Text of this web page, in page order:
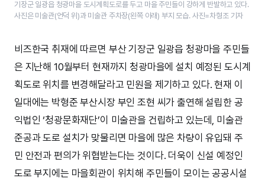
기장군 일광읍 청광마을 도시계획도로를 두고 마을 주민들이 강하게 반발하고 있다.
사진은 미술관(언덕 위)과 미술관 주차장(왼쪽 아래) 부지 모습. 사진=차형조 기자
비즈한국 취재에 따르면 부산 기장군 일광읍 청광마을 주민들
은 지난해 10월부터 현재까지 청광마을에 설치 예정된 도시계
획도로 위치를 변경해달라고 민원을 제기하고 있다. 현재 이
일대에는 박형준 부산시장 부인 조현 씨가 출연해 설립한 공
익법인 ‘청광문화재단’이 미술관을 건립하고 있는데, 미술관
준공과 도로 설치가 맞물리면 마을에 많은 차량이 유입돼 주
민 안전과 편의가 위협받는다는 것이다. 더욱이 신설 예정인
도로 부지에는 마을회관이 위치해 주민들이 모이는 공공시설